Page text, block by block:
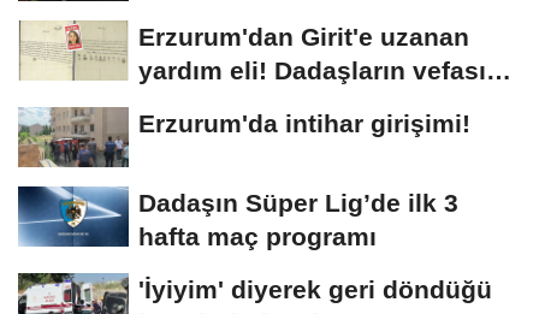
Erzurum'dan Girit'e uzanan
yardım eli! Dadaşların vefası
Erzurum'da intihar girişimi!
Dadaşın Süper Lig’de ilk 3
hafta maç programı
'İyiyim' diyerek geri döndüğü